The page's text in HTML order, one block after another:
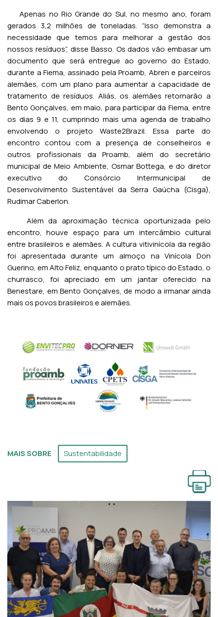
Apenas no Rio Grande do Sul, no mesmo ano, foram
gerados 3,2 milhões de toneladas. “Isso demonstra a
necessidade que temos para melhorar a gestão dos
nossos resíduos”, disse Basso. Os dados vão embasar um
documento que será entregue ao governo do Estado,
durante a Fiema, assinado pela Proamb, Abren e parceiros
alemães, com um plano para aumentar a capacidade de
tratamento de resíduos. Aliás, os alemães retornarão a
Bento Gonçalves, em maio, para participar da Fiema, entre
os dias 9 e 11, cumprindo mais uma agenda de trabalho
envolvendo o projeto Waste2Brazil. Essa parte do
encontro contou com a presença de conselheiros e
outros profissionais da Proamb, além do secretário
municipal de Meio Ambiente, Osmar Bottega, e do diretor
executivo do Consórcio Intermunicipal de
Desenvolvimento Sustentável da Serra Gaúcha (Cisga),
Rudimar Caberlon.
Além da aproximação técnica oportunizada pelo
encontro, houve espaço para um intercâmbio cultural
entre brasileiros e alemães. A cultura vitivinícola da região
foi apresentada durante um almoço na Vinícola Don
Guerino, em Alto Feliz, enquanto o prato típico do Estado, o
churrasco, foi apreciado em um jantar oferecido na
Benestare, em Bento Gonçalves, de modo a irmanar ainda
mais os povos brasileiros e alemães.
MAIS SOBRE Sustentabilidade